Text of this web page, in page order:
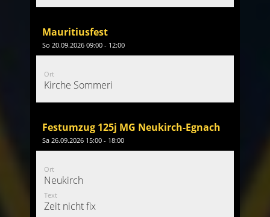
Mauritiusfest
So 20.09.2026 09:00 - 12:00
Ort
Kirche Sommeri
Festumzug 125j MG Neukirch-Egnach
Sa 26.09.2026 15:00 - 18:00
Ort
Neukirch
Text
Zeit nicht fix